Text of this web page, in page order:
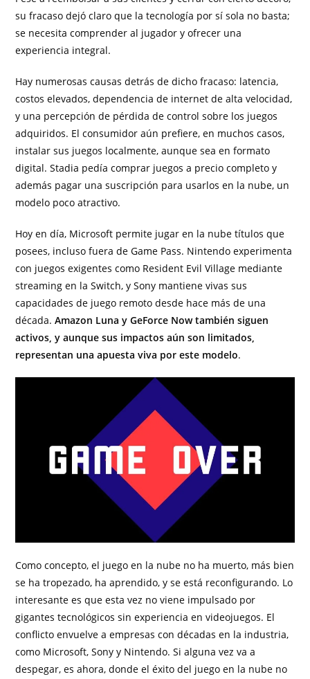
su fracaso dejó claro que la tecnología por sí sola no basta;
se necesita comprender al jugador y ofrecer una
experiencia integral.
Hay numerosas causas detrás de dicho fracaso: latencia,
costos elevados, dependencia de internet de alta velocidad,
y una percepción de pérdida de control sobre los juegos
adquiridos. El consumidor aún prefiere, en muchos casos,
instalar sus juegos localmente, aunque sea en formato
digital. Stadia pedía comprar juegos a precio completo y
además pagar una suscripción para usarlos en la nube, un
modelo poco atractivo.
Hoy en día, Microsoft permite jugar en la nube títulos que
posees, incluso fuera de Game Pass. Nintendo experimenta
con juegos exigentes como Resident Evil Village mediante
streaming en la Switch, y Sony mantiene vivas sus
capacidades de juego remoto desde hace más de una
década.Amazon Luna y GeForce Now también siguen
activos, y aunque sus impactos aún son limitados,
representan una apuesta viva por este modelo.
Como concepto, el juego en la nube no ha muerto, más bien
se ha tropezado, ha aprendido, y se está reconfigurando. Lo
interesante es que esta vez no viene impulsado por
gigantes tecnológicos sin experiencia en videojuegos. El
conflicto envuelve a empresas con décadas en la industria,
como Microsoft, Sony y Nintendo. Si alguna vez va a
despegar, es ahora, donde el éxito del juego en la nube no